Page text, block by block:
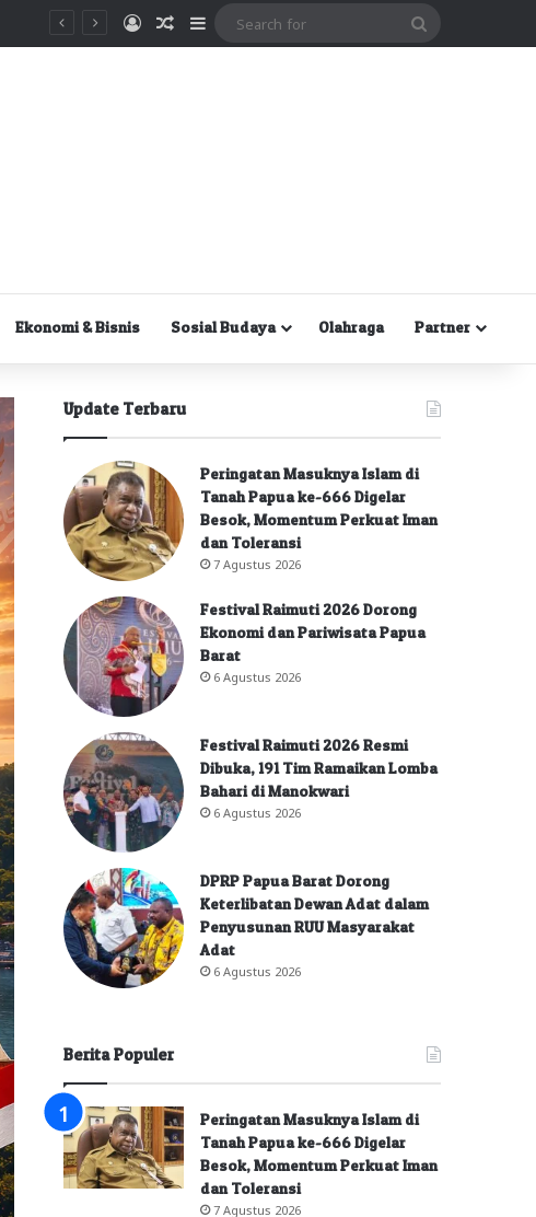
MasukRandom Article
Sidebar
Ekonomi & Bisnis Sosial Budaya Olahraga Partner
Update Terbaru
Peringatan Masuknya Islam di
Tanah Papua ke-666 Digelar
Besok, Momentum Perkuat Iman
dan Toleransi
7 Agustus 2026
Festival Raimuti 2026 Dorong
Ekonomi dan Pariwisata Papua
Barat
6 Agustus 2026
Festival Raimuti 2026 Resmi
Dibuka, 191 Tim Ramaikan Lomba
Bahari di Manokwari
6 Agustus 2026
DPRP Papua Barat Dorong
Keterlibatan Dewan Adat dalam
Penyusunan RUU Masyarakat
Adat
6 Agustus 2026
Berita Populer
Peringatan Masuknya Islam di
Tanah Papua ke-666 Digelar
Besok, Momentum Perkuat Iman
dan Toleransi
7 Agustus 2026